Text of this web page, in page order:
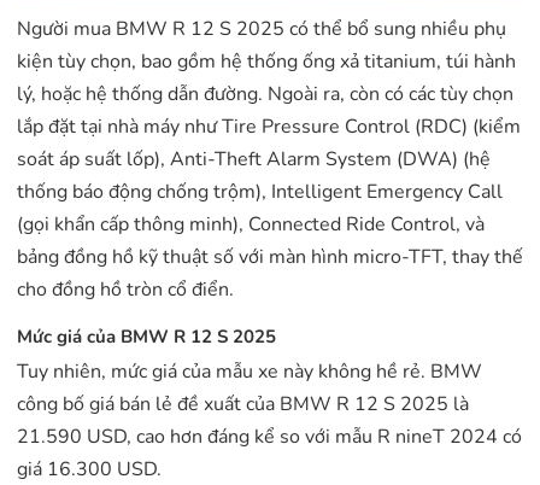
Người mua BMW R 12 S 2025 có thể bổ sung nhiều phụ
kiện tùy chọn, bao gồm hệ thống ống xả titanium, túi hành
lý, hoặc hệ thống dẫn đường. Ngoài ra, còn có các tùy chọn
lắp đặt tại nhà máy như Tire Pressure Control (RDC) (kiểm
soát áp suất lốp), Anti-Theft Alarm System (DWA) (hệ
thống báo động chống trộm), Intelligent Emergency Call
(gọi khẩn cấp thông minh), Connected Ride Control, và
bảng đồng hồ kỹ thuật số với màn hình micro-TFT, thay thế
cho đồng hồ tròn cổ điển.
Mức giá của BMW R 12 S 2025
Tuy nhiên, mức giá của mẫu xe này không hề rẻ. BMW
công bố giá bán lẻ đề xuất của BMW R 12 S 2025 là
21.590 USD, cao hơn đáng kể so với mẫu R nineT 2024 có
giá 16.300 USD.